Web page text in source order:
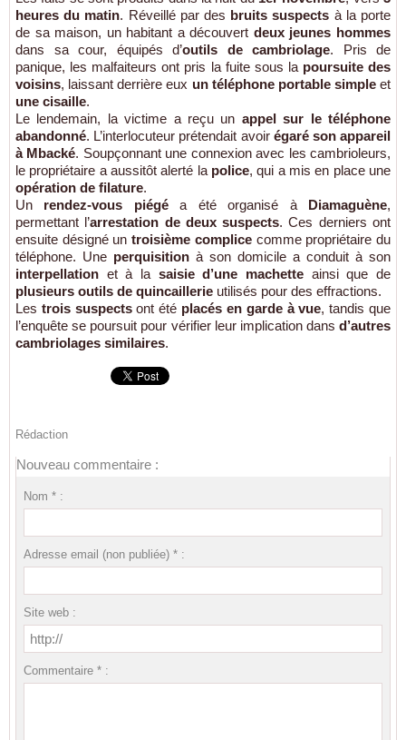
heures du matin. Réveillé par des bruits suspects à la porte
de sa maison, un habitant a découvert deux jeunes hommes
dans sa cour, équipés d’outils de cambriolage. Pris de
panique, les malfaiteurs ont pris la fuite sous la poursuite des
voisins, laissant derrière eux un téléphone portable simpleet
une cisaille.
Le lendemain, la victime a reçu un appel sur le téléphone
abandonné. L’interlocuteur prétendait avoir égaré son appareil
à Mbacké. Soupçonnant une connexion avec les cambrioleurs,
le propriétaire a aussitôt alerté la police, qui a mis en place une
opération de filature.
Un rendez-vous piégéa été organisé à Diamaguène,
permettant l’arrestation de deux suspects. Ces derniers ont
ensuite désigné untroisième complicecomme propriétaire du
téléphone. Une perquisition à son domicile a conduit à son
interpellation et à la saisie d’une machette ainsi que de
plusieurs outils de quincaillerie utilisés pour des effractions.
Les trois suspectsont été placés en garde à vue, tandis que
l’enquête se poursuit pour vérifier leur implication dans d’autres
cambriolages similaires.
Rédaction
Nouveau commentaire :
Nom * :
Adresse email (non publiée) * :
Site web :
Commentaire * :